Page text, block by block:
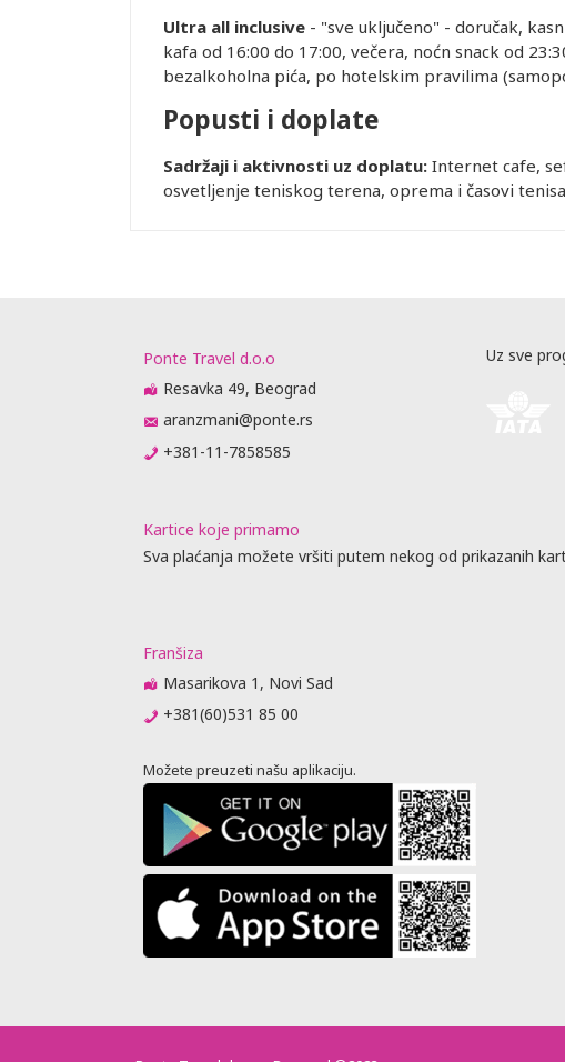
Ultra all inclusive - "sve uključeno" - doručak,
kafa od 16:00 do 17:00, večera, noćn snack od
bezalkoholna pića, po hotelskim pravilima
Popusti i doplate
Sadržaji i aktivnosti uz doplatu: Internet cafe,
osvetljenje teniskog terena, oprema i časovi
Ponte Travel d.o.o
Resavka 49, Beograd
aranzmani@ponte.rs
+381-11-7858585
Uz sve
Kartice koje primamo
Sva plaćanja možete vršiti putem nekog od prikazanih
Franšiza
Masarikova 1, Novi Sad
+381(60)531 85 00
Možete preuzeti našu aplikaciju.